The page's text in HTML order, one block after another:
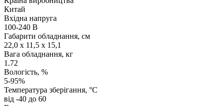
Китай
Вхідна напруга
100-240 В
Габарити обладнання, см
22,0 x 11,5 x 15,1
Вага обладнання, кг
1.72
Вологість, %
5-95%
Температура зберігання, °C
від -40 до 60